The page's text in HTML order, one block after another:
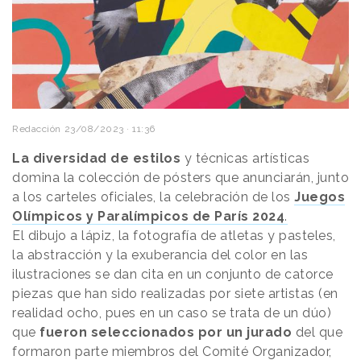
Redacción 23/08/2023 · 11:36
La diversidad de estilos y técnicas artísticas
domina la colección de pósters que anunciarán, junto
a los carteles oficiales, la celebración de los Juegos
Olímpicos y Paralímpicos de París 2024.
El dibujo a lápiz, la fotografía de atletas y pasteles,
la abstracción y la exuberancia del color en las
ilustraciones se dan cita en un conjunto de catorce
piezas que han sido realizadas por siete artistas (en
realidad ocho, pues en un caso se trata de un dúo)
que fueron seleccionados por un jurado del que
formaron parte miembros del Comité Organizador,